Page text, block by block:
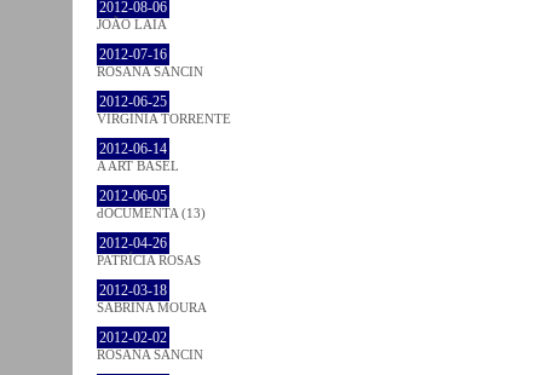
2012-08-06
JOÃO LAIA
2012-07-16
ROSANA SANCIN
2012-06-25
VIRGINIA TORRENTE
2012-06-14
A ART BASEL
2012-06-05
dOCUMENTA (13)
2012-04-26
PATRÍCIA ROSAS
2012-03-18
SABRINA MOURA
2012-02-02
ROSANA SANCIN